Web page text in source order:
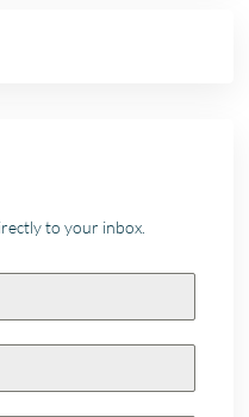
to your inbox.